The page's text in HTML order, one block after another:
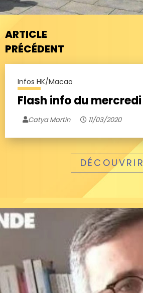
ARTICLE
PRÉCÉDENT
Infos HK/Macao
Flash info du mercredi
Catya Martin 11/03/2020
DÉCOUVRIR